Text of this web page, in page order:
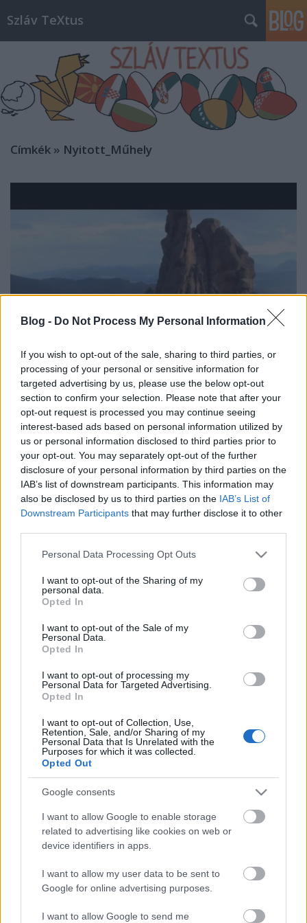
Blog - Do Not Process My Personal Information
If you wish to opt-out of the sale, sharing to third parties, or
processing of your personal or sensitive information for
targeted advertising by us, please use the below opt-out
section to confirm your selection. Please note that after your
opt-out request is processed you may continue seeing
interest-based ads based on personal information utilized by
us or personal information disclosed to third parties prior to
your opt-out. You may separately opt-out of the further
disclosure of your personal information by third parties on the
IAB’s list of downstream participants. This information may
also be disclosed by us to third parties on the IAB’s List of
Downstream Participants that may further disclose it to other
Please note that this website/app uses one or more Google
not limited to your visit or usage behaviour. You may click to
grant or deny consent to Google and its third-party tags to
use your data for below specified purposes in below Google
consent section.
Personal Data Processing Opt Outs
I want to opt-out of the Sharing of my
personal data.
Opted In
I want to opt-out of the Sale of my
Personal Data.
Opted In
I want to opt-out of processing my
Personal Data for Targeted Advertising.
Opted In
I want to opt-out of Collection, Use,
Retention, Sale, and/or Sharing of my
Personal Data that Is Unrelated with the
Purposes for which it was collected.
Opted Out
Google consents
I want to allow Google to enable storage
related to advertising like cookies on web or
device identifiers in apps.
I want to allow my user data to be sent to
Google for online advertising purposes.
I want to allow Google to send me
Szláv TeXtus
Címkék » Nyitott_Műhely
Szlávos programkavalkád
szlavtextus •2016. január 11.
Mint már Facebook-posztunkban is említettük, az
idei évtől változások várhatók. Például minden hét
elején közzéteszünk egy heti szlávos programajánlót.
Már kezdjük is. És a jövőben nem napi szinten
fogunk új anyaggal jelentkezni, jól tessék majd
Szárnyaszegett életrajzok a Nyitott
Műhelyben
szlavtextus•2015. szeptember 11.
Szárnyaszegett életrajzok, másképpen szólva
kacagtatóan keserű képek kortárs (bolgár, lengyel,
orosz) abszurdokból. Kávéház- avagy kocsmaszínház
a Teatroprodukcio előadásában a Nyitott
Műhelyben. “Darabokban a világ, cserepeiben állunk